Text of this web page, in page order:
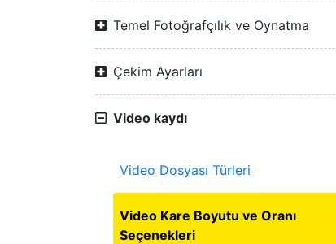
Temel Fotoğrafçılık ve Oynatma
Çekim Ayarları
Video kaydı
Video Dosyası Türleri
Video Kare Boyutu ve Oranı
Seçenekleri